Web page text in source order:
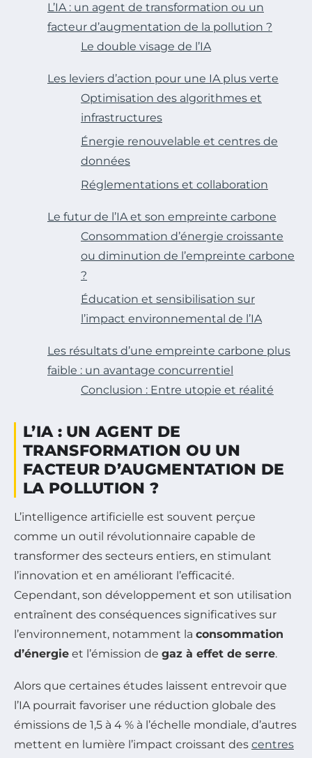
L’IA : un agent de transformation ou un
facteur d’augmentation de la pollution ?
Le double visage de l’IA
Les leviers d’action pour une IA plus verte
Optimisation des algorithmes et
infrastructures
Énergie renouvelable et centres de
données
Réglementations et collaboration
Le futur de l’IA et son empreinte carbone
Consommation d’énergie croissante
ou diminution de l’empreinte carbone
?
Éducation et sensibilisation sur
l’impact environnemental de l’IA
Les résultats d’une empreinte carbone plus
faible : un avantage concurrentiel
Conclusion : Entre utopie et réalité
L’IA : UN AGENT DE
TRANSFORMATION OU UN
FACTEUR D’AUGMENTATION DE
LA POLLUTION ?
L’intelligence artificielle est souvent perçue
comme un outil révolutionnaire capable de
transformer des secteurs entiers, en stimulant
l’innovation et en améliorant l’efficacité.
Cependant, son développement et son utilisation
entraînent des conséquences significatives sur
l’environnement, notamment la consommation
d’énergie et l’émission de gaz à effet de serre.
Alors que certaines études laissent entrevoir que
l’IA pourrait favoriser une réduction globale des
émissions de 1,5 à 4 % à l’échelle mondiale, d’autres
mettent en lumière l’impact croissant des centres